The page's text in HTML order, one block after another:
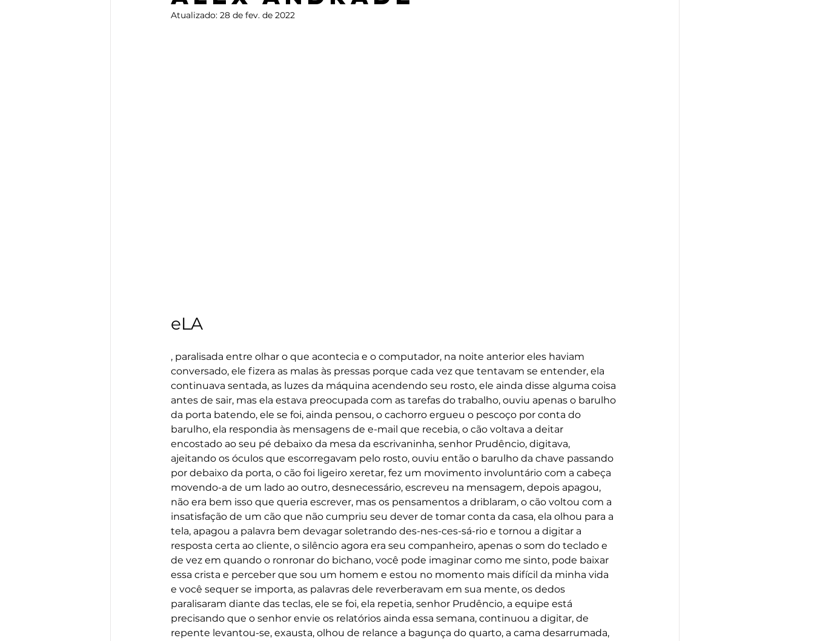
Atualizado: 28 de fev. de 2022
eLA
, paralisada entre olhar o que acontecia e o computador, na noite anterior eles haviam
conversado, ele fizera as malas às pressas porque cada vez que tentavam se entender, ela
continuava sentada, as luzes da máquina acendendo seu rosto, ele ainda disse alguma coisa
antes de sair, mas ela estava preocupada com as tarefas do trabalho, ouviu apenas o barulho
da porta batendo, ele se foi, ainda pensou, o cachorro ergueu o pescoço por conta do
barulho, ela respondia às mensagens de e-mail que recebia, o cão voltava a deitar
encostado ao seu pé debaixo da mesa da escrivaninha, senhor Prudêncio, digitava,
ajeitando os óculos que escorregavam pelo rosto, ouviu então o barulho da chave passando
por debaixo da porta, o cão foi ligeiro xeretar, fez um movimento involuntário com a cabeça
movendo-a de um lado ao outro, desnecessário, escreveu na mensagem, depois apagou,
não era bem isso que queria escrever, mas os pensamentos a driblaram, o cão voltou com a
insatisfação de um cão que não cumpriu seu dever de tomar conta da casa, ela olhou para a
tela, apagou a palavra bem devagar soletrando des-nes-ces-sá-rio e tornou a digitar a
resposta certa ao cliente, o silêncio agora era seu companheiro, apenas o som do teclado e
de vez em quando o ronronar do bichano, você pode imaginar como me sinto, pode baixar
essa crista e perceber que sou um homem e estou no momento mais difícil da minha vida
e você sequer se importa, as palavras dele reverberavam em sua mente, os dedos
paralisaram diante das teclas, ele se foi, ela repetia, senhor Prudêncio, a equipe está
precisando que o senhor envie os relatórios ainda essa semana, continuou a digitar, de
repente levantou-se, exausta, olhou de relance a bagunça do quarto, a cama desarrumada,